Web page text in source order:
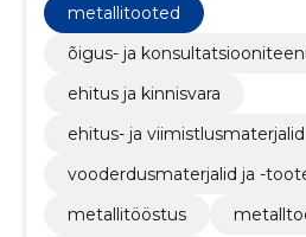
metallitooted
õigus- ja
ehitus ja kinnisvara
ehitus- ja viimistlusmaterjalid
vooderdusmaterjalid ja -
metallitööstus